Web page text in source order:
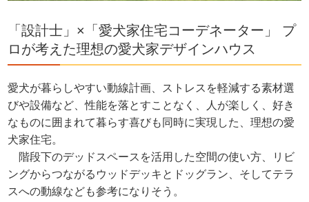
「設計士」×「愛犬家住宅コーデネーター」 プ
ロが考えた理想の愛犬家デザインハウス
愛犬が暮らしやすい動線計画、ストレスを軽減する素材選
びや設備など、性能を落とすことなく、人が楽しく、好き
なものに囲まれて暮らす喜びも同時に実現した、理想の愛
犬家住宅。
階段下のデッドスペースを活用した空間の使い方、リビ
ングからつながるウッドデッキとドッグラン、そしてテラ
スへの動線なども参考になりそう。